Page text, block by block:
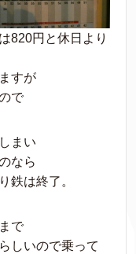
820円と休日より
すが
で
まい
なら
鉄は終了。
で
しいので乗って